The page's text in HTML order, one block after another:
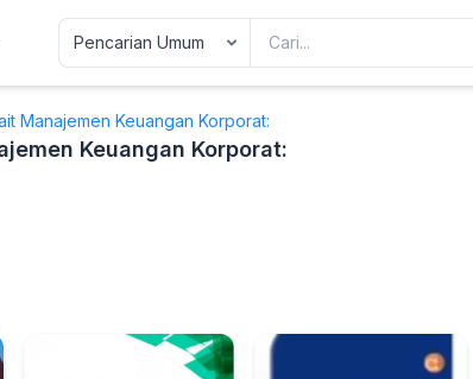
Manajemen Keuangan Korporat:
Keuangan Korporat: